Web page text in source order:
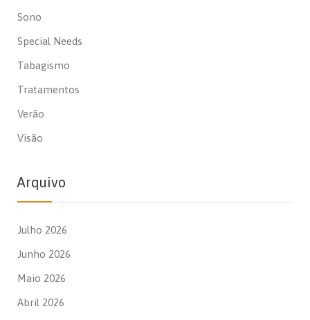
Sono
Special Needs
Tabagismo
Tratamentos
Verão
Visão
Arquivo
Julho 2026
Junho 2026
Maio 2026
Abril 2026